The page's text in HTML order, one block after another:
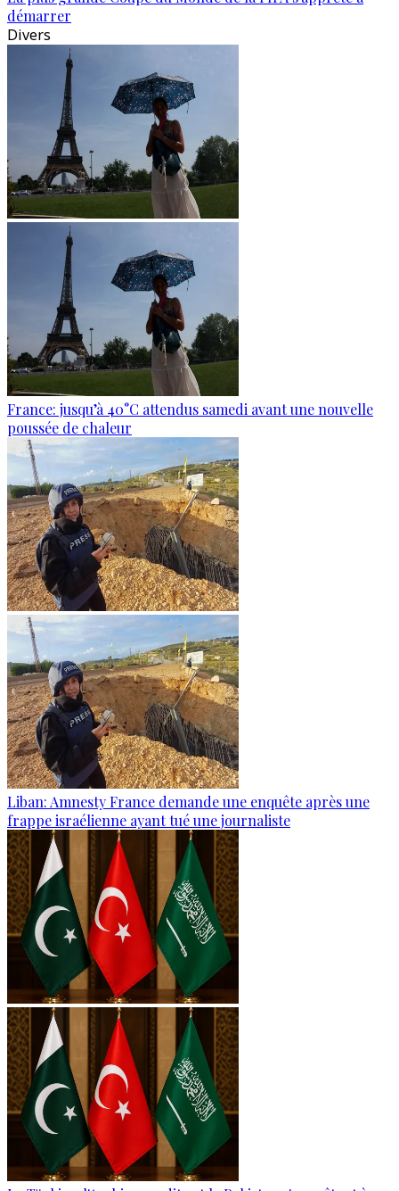
démarrer
Divers
France: jusqu’à 40°C attendus samedi avant une nouvelle
poussée de chaleur
Liban: Amnesty France demande une enquête après une
frappe israélienne ayant tué une journaliste